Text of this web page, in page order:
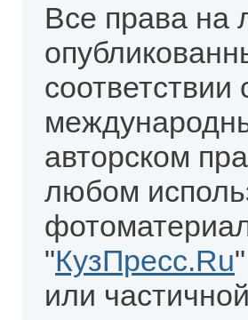
Все права на
соответствии
авторском
любом
"КузПресс.Ru
или